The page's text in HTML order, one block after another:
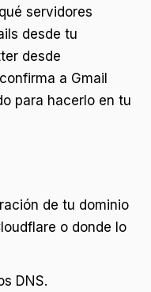
servidores
desde tu
desde
a Gmail
para hacerlo en tu
de tu dominio
o donde lo
DNS.